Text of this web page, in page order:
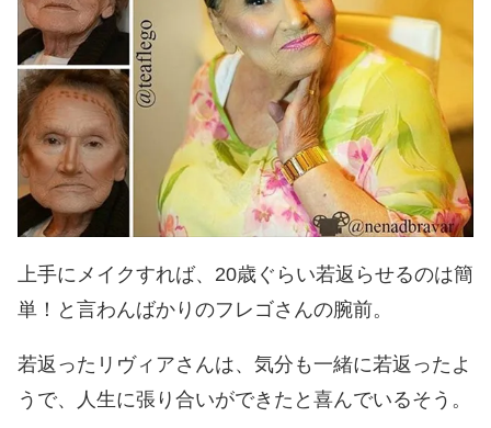
上手にメイクすれば、20歳ぐらい若返らせるのは簡
単！と言わんばかりのフレゴさんの腕前。
若返ったリヴィアさんは、気分も一緒に若返ったよ
うで、人生に張り合いができたと喜んでいるそう。